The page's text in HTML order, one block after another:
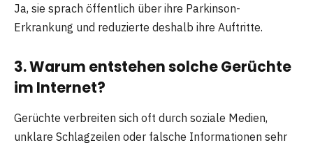
Ja, sie sprach öffentlich über ihre Parkinson-
Erkrankung und reduzierte deshalb ihre Auftritte.
3. Warum entstehen solche Gerüchte
im Internet?
Gerüchte verbreiten sich oft durch soziale Medien,
unklare Schlagzeilen oder falsche Informationen sehr